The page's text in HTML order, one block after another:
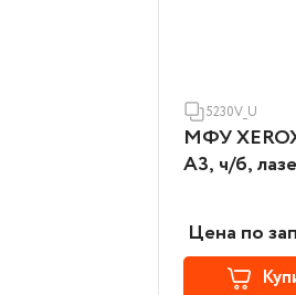
5230V_U
МФУ
А3, ч/б,
Цена по